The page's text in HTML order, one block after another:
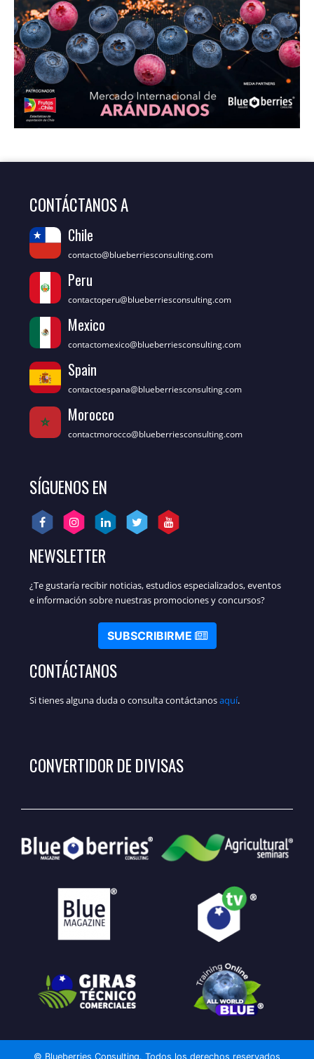
CONTÁCTANOS A
Chile
contacto@blueberriesconsulting.com
Peru
contactoperu@blueberriesconsulting.com
Mexico
contactomexico@blueberriesconsulting.com
Spain
contactoespana@blueberriesconsulting.com
Morocco
contactmorocco@blueberriesconsulting.com
SÍGUENOS EN
NEWSLETTER
¿Te gustaría recibir noticias, estudios especializados, eventos
e información sobre nuestras promociones y concursos?
SUBSCRIBIRME
CONTÁCTANOS
Si tienes alguna duda o consulta contáctanosaquí.
CONVERTIDOR DE DIVISAS
© Blueberries Consulting. Todos los derechos reservados